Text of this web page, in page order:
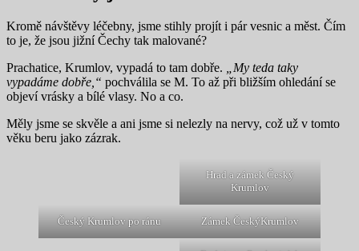
Kromě návštěvy léčebny, jsme stihly projít i pár vesnic a měst. Čím
to je, že jsou jižní Čechy tak malované?
Prachatice, Krumlov, vypadá to tam dobře.
„My teda taky
vypadáme dobře,“ pochválila se M. To až při bližším ohledání se
objeví vrásky a bílé vlasy. No a co.
Měly jsme se skvěle a ani jsme si nelezly na nervy, což už v tomto
věku beru jako zázrak.
Hrad a zámek Český
Krumlov
Český Krumlov po ránu Zámek ČeskýKrumlov